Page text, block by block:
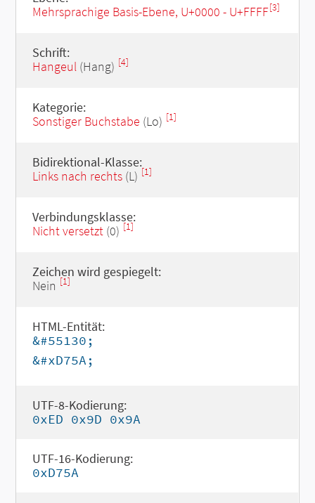
Mehrsprachige Basis-Ebene, U+0000 - U+FFFF[3]
Schrift:
Hangeul(Hang) [4]
Kategorie:
Sonstiger Buchstabe (Lo) [1]
Bidirektional-Klasse:
Links nach rechts(L) [1]
Verbindungsklasse:
Nicht versetzt(0) [1]
Zeichen wird gespiegelt:
Nein [1]
HTML-Entität:
&#55130;
&#xD75A;
UTF-8-Kodierung:
0xED 0x9D 0x9A
UTF-16-Kodierung:
0xD75A